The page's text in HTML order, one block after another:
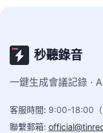
秒聽錄音
一鍵生成會議記錄 ·
客服時間: 9:00-18:00（
聯繫郵箱: